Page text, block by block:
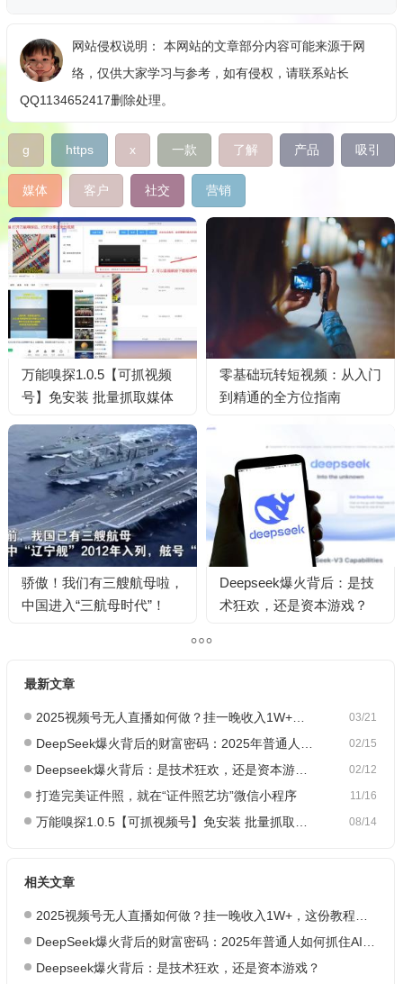
网站侵权说明： 本网站的文章部分内容可能来源于网
络，仅供大家学习与参考，如有侵权，请联系站长
QQ1134652417删除处理。
g https x 一款 了解 产品 吸引
媒体 客户 社交 营销
万能嗅探1.0.5【可抓视频
号】免安装 批量抓取媒体
零基础玩转短视频：从入门
到精通的全方位指南
骄傲！我们有三艘航母啦，
中国进入“三航母时代”！
Deepseek爆火背后：是技
术狂欢，还是资本游戏？
最新文章
03/21
2025视频号无人直播如何做？挂一晚收入1W+，这份教程，小白可做~
02/15
DeepSeek爆火背后的财富密码：2025年普通人如何抓住AI创业风口？
02/12
Deepseek爆火背后：是技术狂欢，还是资本游戏？
11/16
打造完美证件照，就在“证件照艺坊”微信小程序
08/14
万能嗅探1.0.5【可抓视频号】免安装 批量抓取媒体文件
相关文章
2025视频号无人直播如何做？挂一晚收入1W+，这份教程，小白可做~
DeepSeek爆火背后的财富密码：2025年普通人如何抓住AI创业风口？
Deepseek爆火背后：是技术狂欢，还是资本游戏？